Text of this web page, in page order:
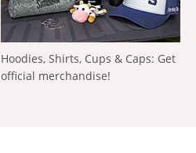
Hoodies, Shirts, Cups & Caps: Get
official merchandise!